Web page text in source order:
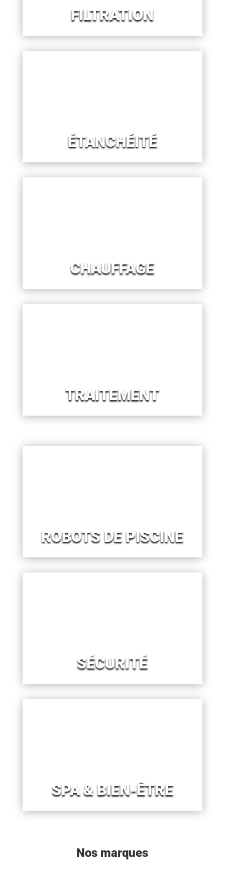
FILTRATION
ÉTANCHÉITÉ
CHAUFFAGE
TRAITEMENT
ROBOTS DE PISCINE
SÉCURITÉ
SPA & BIEN-ÊTRE
Nos marques